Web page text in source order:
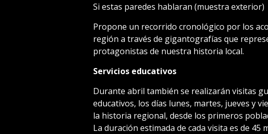
Si estas paredes hablaran (muestra exterior)
Propone un recorrido cronológico por los
región a través de gigantografías que
protagonistas de nuestra historia local.
Servicios educativos
Durante abril también se realizarán visitas
educativos, los días lunes, martes, jueves y
la historia regional, desde los primeros
La duración estimada de cada visita es de 45